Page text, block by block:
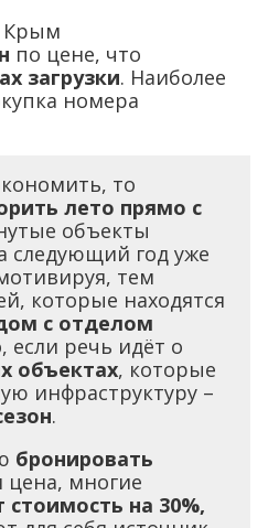
Крым
по цене, что
загрузки. Наиболее
номера
то
лето прямо с
объекты
следующий год уже
тем
которые находятся
с отделом
если речь идёт о
объектах, которые
инфраструктуру –
.
бронировать
цена, многие
стоимость на 30%,